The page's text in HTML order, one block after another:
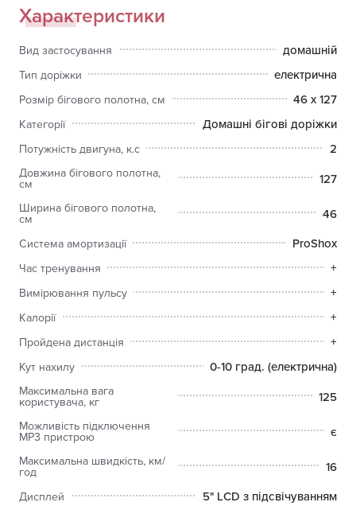
бігову доріжку, надаючи більше місця і дозволяючи
ProForm, щоб ви могли підтримувати свою мотивацію і
швидше досягати своїх цілей у фітнесі.
Характеристики
Вид застосування домашній
Тип доріжки електрична
Розмір бігового полотна, см 46 х 127
Категорії Домашні бігові доріжки
Потужність двигуна, к.с 2
Довжина бігового полотна,
см 127
Ширина бігового полотна,
см 46
Система амортизації ProShox
Час тренування +
Вимірювання пульсу +
Калорії +
Пройдена дистанція +
Кут нахилу 0-10 град. (електрична)
Максимальна вага
користувача, кг 125
Можливість підключення
MP3 пристрою є
Максимальна швидкість, км/
год 16
Дисплей 5" LCD з підсвічуванням